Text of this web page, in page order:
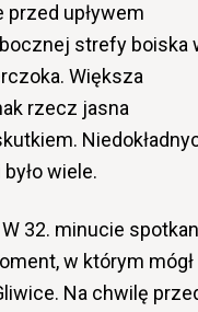
upływem
strefy boiska
Większa
rzecz jasna
wiele.
32. minucie
w którym mógł
Na chwilę